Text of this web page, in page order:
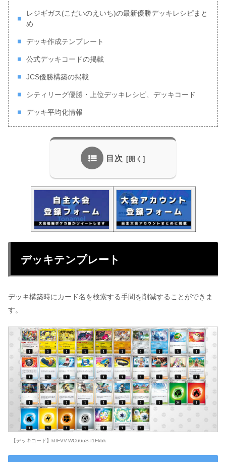
レジギガス(こだいのえいち)の最新優勝デッキレシピまと
め
デッキ作成テンプレート
公式デッキコードの掲載
JCS優勝構築の掲載
シティリーグ優勝・上位デッキレシピ、デッキコード
デッキ平均化情報
目次
デッキテンプレート
デッキ構築時にカード名を検索する手間を削減することができま
す。
【デッキコード】kffFVV-WC66uS-f1Fkbk